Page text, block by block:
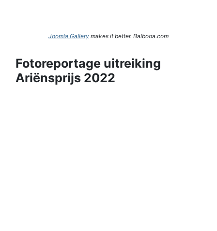
Joomla Gallery makes it better. Balbooa.com
Fotoreportage uitreiking
Ariënsprijs 2022